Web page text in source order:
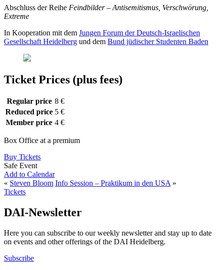
Abschluss der Reihe Feindbilder – Antisemitismus, Verschwörung,
Extreme
In Kooperation mit dem Jungen Forum der Deutsch-Israelischen
Gesellschaft Heidelberg und dem Bund jüdischer Studenten Baden
Ticket Prices (plus fees)
Regular price 8 €
Reduced price 5 €
Member price 4 €
Box Office at a premium
Buy Tickets
Safe Event
Add to Calendar
« Steven Bloom Info Session – Praktikum in den USA»
Tickets
DAI-Newsletter
Here you can subscribe to our weekly newsletter and stay up to date
on events and other offerings of the DAI Heidelberg.
Subscribe